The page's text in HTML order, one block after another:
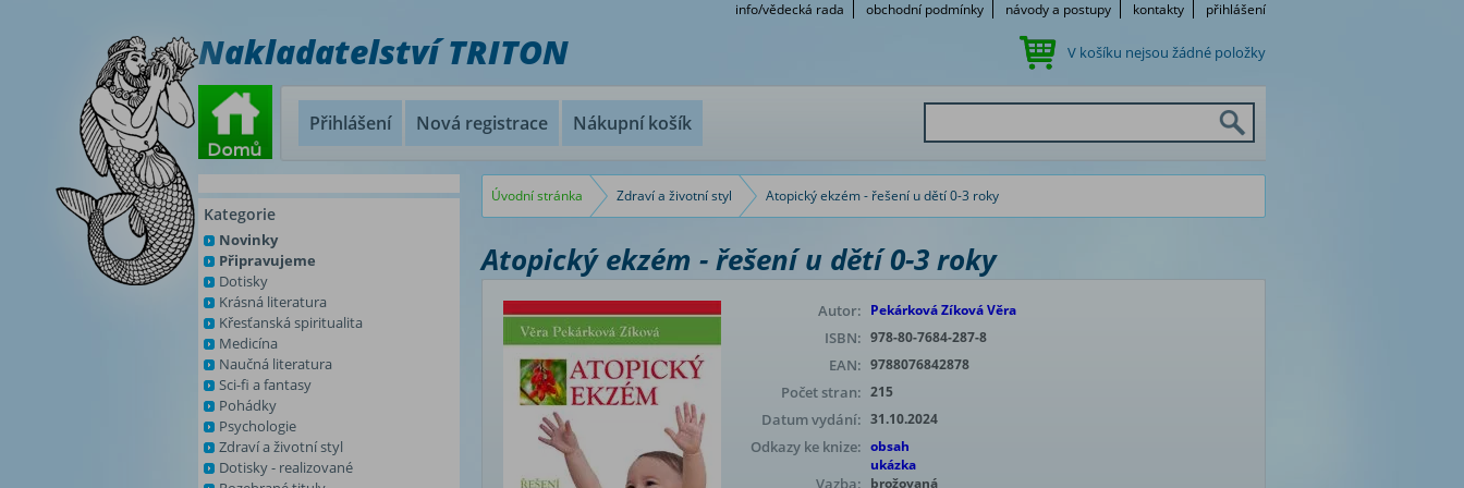
info/vědecká rada obchodní podmínky návody a postupy kontakty přihlášení
Nakladatelství TRITON V košíku nejsou žádné položky
Přihlášení Nová registrace Nákupní košík
Kategorie
Novinky
Připravujeme
Dotisky
Krásná literatura
Křesťanská spiritualita
Medicína
Naučná literatura
Sci-fi a fantasy
Pohádky
Psychologie
Zdraví a životní styl
Dotisky - realizované
Úvodní stránka Zdraví a životní styl Atopický ekzém - řešení u dětí 0-3 roky
Atopický ekzém - řešení u dětí 0-3 roky
Autor: Pekárková Zíková Věra
ISBN: 978-80-7684-287-8
EAN: 9788076842878
Počet stran: 215
Datum vydání: 31.10.2024
Odkazy ke knize: obsah
ukázka
Vazba: brožovaná